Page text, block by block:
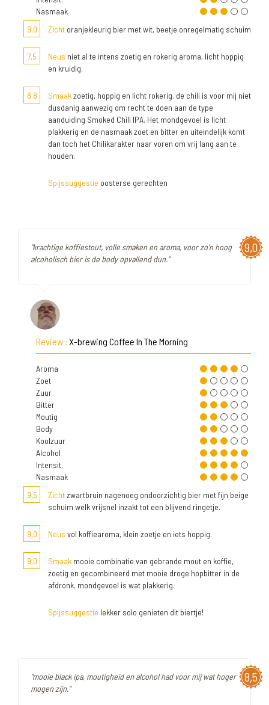
Nasmaak
9,0
Zicht oranjekleurig bier met wit, beetje onregelmatig schuim
7,5 Neus niet al te intens zoetig en rokerig aroma, licht hoppig
en kruidig.
8,8 Smaakzoetig, hoppig en licht rokerig. de chili is voor mij niet
dusdanig aanwezig om recht te doen aan de type
aanduiding Smoked Chili IPA. Het mondgevoel is licht
plakkerig en de nasmaak zoet en bitter en uiteindelijk komt
dan toch het Chilikarakter naar voren om vrij lang aan te
houden.
Spijssuggestie oosterse gerechten
9,0
"krachtige koffiestout, volle smaken en aroma, voor zo'n hoog
alcoholisch bier is de body opvallend dun."
Review : X-brewing Coffee In The Morning
Aroma
Zoet
Zuur
Bitter
Moutig
Body
Koolzuur
Alcohol
Intensit.
Nasmaak
9,5
Zichtzwartbruin nagenoeg ondoorzichtig bier met fijn beige
schuim welk vrijsnel inzakt tot een blijvend ringetje.
9,0 Neus vol koffiearoma, klein zoetje en iets hoppig.
9,0 Smaak mooie combinatie van gebrande mout en koffie,
zoetig en gecombineerd met mooie droge hopbitter in de
afdronk. mondgevoel is wat plakkerig.
Spijssuggestie lekker solo genieten dit biertje!
8,5
"mooie black ipa, moutigheid en alcohol had voor mij wat hoger
mogen zijn."